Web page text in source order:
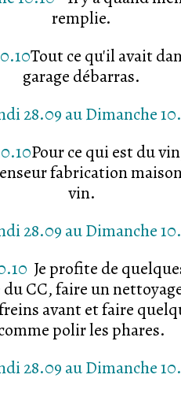
remplie.
Tout ce qu'il avait
garage débarras.
Pour ce qui est du
fabrication
vin.
Je profite de
CC, faire un
avant et faire
polir les phares.